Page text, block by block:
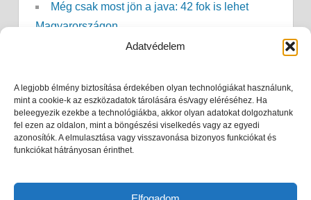
Adatvédelem
A legjobb élmény biztosítása érdekében olyan technológiákat használunk,
mint a cookie-k az eszközadatok tárolására és/vagy eléréséhez. Ha
beleegyezik ezekbe a technológiákba, akkor olyan adatokat dolgozhatunk
fel ezen az oldalon, mint a böngészési viselkedés vagy az egyedi
azonosítók. A elmulasztása vagy visszavonása bizonyos funkciókat és
funkciókat hátrányosan érinthet.
Még csak most jön a java: 42 fok is lehet
Magyarországon
WordPress Theme: Treville by ThemeZee.